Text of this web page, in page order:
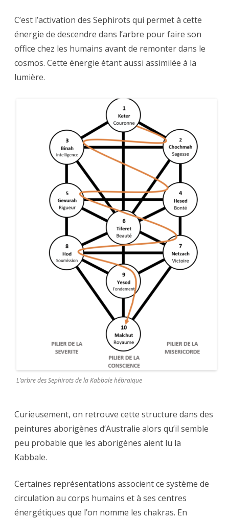
C’est l’activation des Sephirots qui permet à cette
énergie de descendre dans l’arbre pour faire son
office chez les humains avant de remonter dans le
cosmos. Cette énergie étant aussi assimilée à la
lumière.
L’arbre des Sephirots de la Kabbale hébraique
Curieusement, on retrouve cette structure dans des
peintures aborigènes d’Australie alors qu’il semble
peu probable que les aborigènes aient lu la
Kabbale.
Certaines représentations associent ce système de
circulation au corps humains et à ses centres
énergétiques que l’on nomme les chakras. En